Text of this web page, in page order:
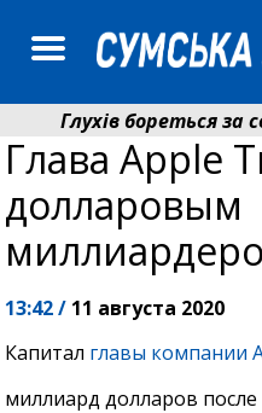
Глухів бореться за
Пенсійний фонд
Глава Apple
долларовым
13:42 / 11 августа 2020
Капитал главы компании
миллиард долларов